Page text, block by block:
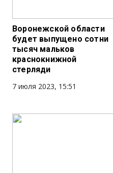
Воронежской области
будет выпущено сотни
тысяч мальков
краснокнижной
стерляди
7 июля 2023, 15:51